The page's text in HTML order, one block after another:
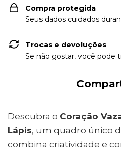
Compra protegida
Seus dados cuidados
Trocas e devoluções
Se não gostar, você pode
Descubra o Coração
Lápis, um quadro único
combina criatividade e